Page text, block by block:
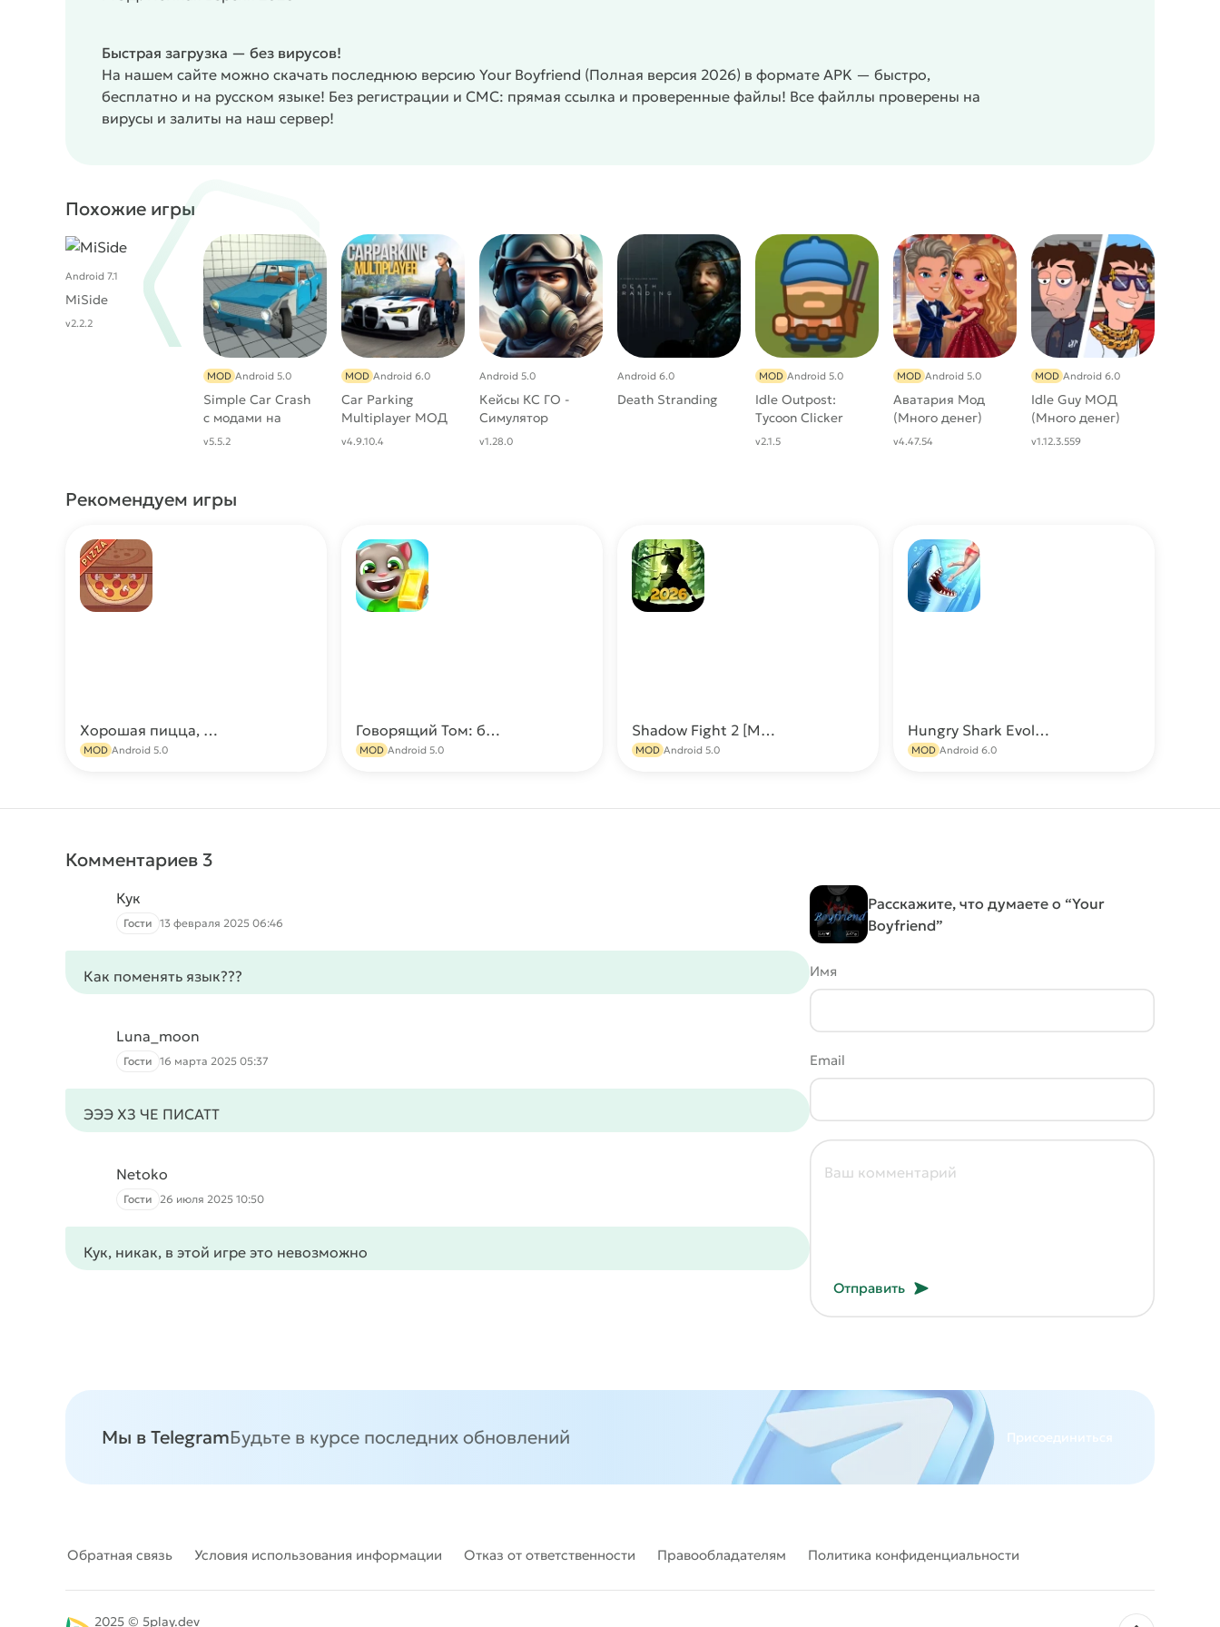
вы не восприимчивы к этим темам. Особенности игры:
Возможность влиять на сюжетную линию.
Мрачная атмосфера и неадекватные события.
Игра не подойдёт людям с травмированной психикой и детям.
Быстрая загрузка — без вирусов!
На нашем сайте можно скачать последнюю версию Your Boyfriend (Полная версия 2026) в формате APK — быстро,
бесплатно и на русском языке! Без регистрации и СМС: прямая ссылка и проверенные файлы! Все файллы проверены на
вирусы и залиты на наш сервер!
Похожие игры
MiSide
Android 7.1
v2.2.2
Simple Car Crash
с модами на
машины + карты
MOD Android 5.0
v5.5.2
Car Parking
Multiplayer МОД
(Много денег, всё
MOD Android 6.0
v4.9.10.4
Кейсы КС ГО -
Симулятор
Кейсов
Android 5.0
v1.28.0
Death Stranding
Android 6.0
Idle Outpost:
Tycoon Clicker
МОД [Много
MOD Android 5.0
v2.1.5
Аватария Мод
(Много денег)
MOD Android 5.0
v4.47.54
Idle Guy МОД
(Много денег)
MOD Android 6.0
v1.12.3.559
Рекомендуем игры
Хорошая пицца, Отличная пицца МОД [Много денег]
MOD Android 5.0
Говорящий Том: бег за золотом МОД (Много денег)
MOD Android 5.0
Shadow Fight 2 [Мод: Всë открыто, много денег, бессмертие и 999 уровень]
MOD Android 5.0
Hungry Shark Evolution МОД (Много денег)
MOD Android 6.0
Комментариев 3
Кук
Гости 13 февраля 2025 06:46
Как поменять язык???
Luna_moon
Гости 16 марта 2025 05:37
ЭЭЭ ХЗ ЧЕ ПИСАТТ
Netoko
Гости 26 июля 2025 10:50
Кук, никак, в этой игре это невозможно
Расскажите, что думаете о “Your
Boyfriend”
Имя
Email
Ваш комментарий
Отправить
Мы в TelegramБудьте в курсе последних обновлений Присоединиться
Обратная связь Условия использования информации Отказ от ответственности Правообладателям Политика конфиденциальности
2025 © 5play.dev